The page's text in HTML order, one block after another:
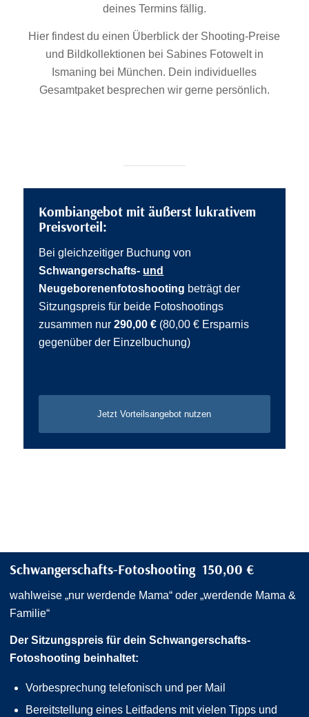
deines Termins fällig.
Hier findest du einen Überblick der Shooting-Preise
und Bildkollektionen bei Sabines Fotowelt in
Ismaning bei München. Dein individuelles
Gesamtpaket besprechen wir gerne persönlich.
Kombiangebot mit äußerst lukrativem
Preisvorteil:
Bei gleichzeitiger Buchung von
Schwangerschafts- und
Neugeborenenfotoshooting beträgt der
Sitzungspreis für beide Fotoshootings
zusammen nur290,00 € (80,00 € Ersparnis
gegenüber der Einzelbuchung)
Jetzt Vorteilsangebot nutzen
Schwangerschafts-Fotoshooting 150,00 €
wahlweise „nur werdende Mama“ oder „werdende Mama &
Familie“
Der Sitzungspreis für dein Schwangerschafts-
Fotoshooting beinhaltet:
Vorbesprechung telefonisch und per Mail
Bereitstellung eines Leitfadens mit vielen Tipps und